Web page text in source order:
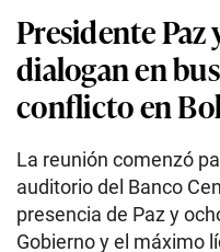
Presidente Paz
dialogan en
conflicto en
La reunión comenzó
auditorio del Banco
presencia de Paz y
Gobierno y el máximo